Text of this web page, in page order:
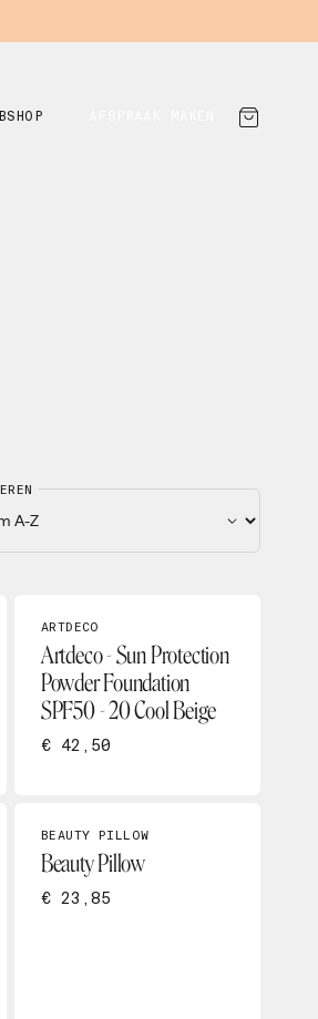
ARTDECO
Artdeco - Sun Protection
Powder Foundation
SPF50 - 20 Cool Beige
€ 42,50
BEAUTY PILLOW
Beauty Pillow
€ 23,85